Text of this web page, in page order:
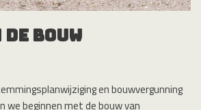
bouw
en bouwvergunning
we beginnen met de bouw van